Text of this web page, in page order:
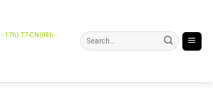
- 17h) T7-CN(08h -